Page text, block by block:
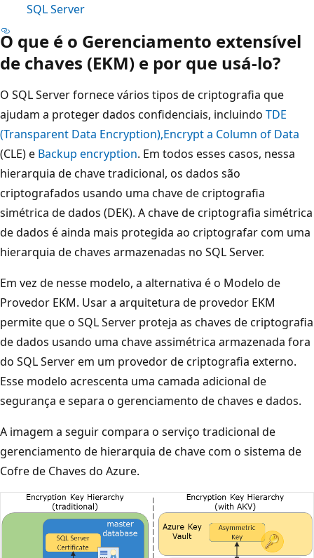
SQL Server
O que é o Gerenciamento extensível
de chaves (EKM) e por que usá-lo?
O SQL Server fornece vários tipos de criptografia que
ajudam a proteger dados confidenciais, incluindo TDE
(Transparent Data Encryption),Encrypt a Column of Data
(CLE) e Backup encryption. Em todos esses casos, nessa
hierarquia de chave tradicional, os dados são
criptografados usando uma chave de criptografia
simétrica de dados (DEK). A chave de criptografia simétrica
de dados é ainda mais protegida ao criptografar com uma
hierarquia de chaves armazenadas no SQL Server.
Em vez de nesse modelo, a alternativa é o Modelo de
Provedor EKM. Usar a arquitetura de provedor EKM
permite que o SQL Server proteja as chaves de criptografia
de dados usando uma chave assimétrica armazenada fora
do SQL Server em um provedor de criptografia externo.
Esse modelo acrescenta uma camada adicional de
segurança e separa o gerenciamento de chaves e dados.
A imagem a seguir compara o serviço tradicional de
gerenciamento de hierarquia de chave com o sistema de
Cofre de Chaves do Azure.